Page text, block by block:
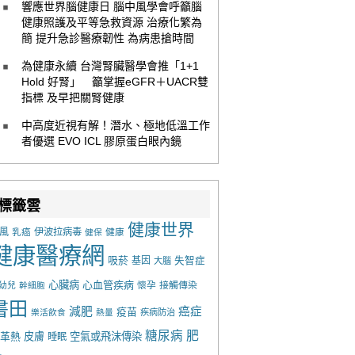
響應世界腦健康日 腦中風學會呼籲腦
健康照護及平等急救資源 治療化繁為
簡 提升急診醫療韌性 為病患搶時間
為健康永續 台灣腎臟醫學會推「1+1
Hold 好腎」 籲掌握eGFR＋UACR雙
指標 及早把關腎健康
中高度近視有解！潛水、極地低溫工作
者優選 EVO ICL 膠原蛋白眼內鏡
籤雲
乳癌 伊波拉病毒 健保 健康 健康世界
康醫療網 吸菸 基因 大腦 失智症
兒 幹細胞 心臟病 心血管疾病 懷孕 接觸傳染
田 樂活飲食 減肥 熱量 疫苗 疾病防治 癌症
熱 皮膚 睡眠 空氣或飛沫傳染 糖尿病 肥